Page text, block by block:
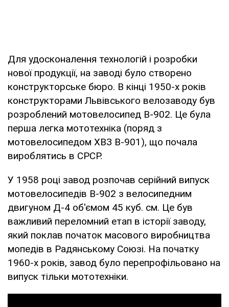
Для удосконалення технологій і розробки
нової продукції, на заводі було створено
конструкторське бюро. В кінці 1950-х років
конструкторами Львівського велозаводу був
розроблений мотовелосипед В-902. Це була
перша легка мототехніка (поряд з
мотовелосипедом ХВЗ В-901), що почала
вироблятись в СРСР.
У 1958 році завод розпочав серійний випуск
мотовелосипедів В-902 з велосипедним
двигуном Д-4 об'ємом 45 куб. см. Це був
важливий переломний етап в історії заводу,
який поклав початок масового виробництва
мопедів в Радянському Союзі. На початку
1960-х років, завод було перепрофільовано на
випуск тільки мототехніки.